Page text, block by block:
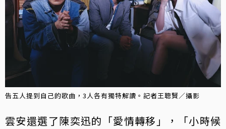
告五人提到自己的歌曲，3人各有獨特解讀。記者王聰賢／攝影
雲安還選了陳奕迅的「愛情轉移」，「小時候